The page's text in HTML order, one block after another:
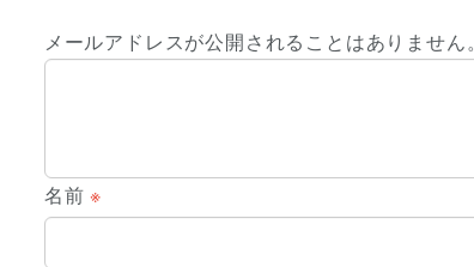
メールアドレスが公開されることはありません。
名前※